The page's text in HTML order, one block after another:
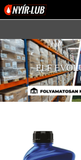
REGISZTRÁCIÓ
KENŐANYAGOK
AZ
ELF